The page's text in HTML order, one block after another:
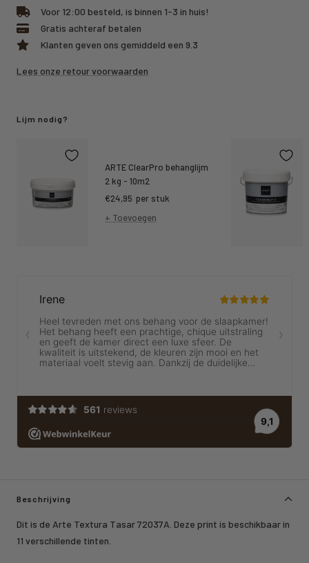
Voor 12:00 besteld, is binnen 1-3 in huis!
Gratis achteraf betalen
Klanten geven ons gemiddeld een 9.3
Lees onze retour voorwaarden
Beschrijving
Dit is de Arte Textura Tasar 72037A. Deze print is beschikbaar in
11 verschillende tinten.
Lijm nodig?
ARTE ClearPro behanglijm
2 kg - 10m2
Kortings
prijs
€24,95 per stuk
+ Toevoegen